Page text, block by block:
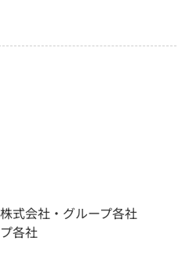
式会社・グループ各社
各社